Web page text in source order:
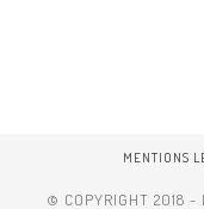
MENTIONS
© COPYRIGHT 2018 -